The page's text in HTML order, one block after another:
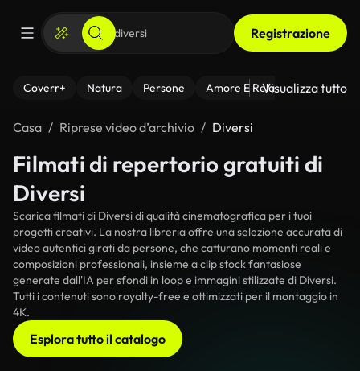
Registrazione
Coverr+ Natura Persone Amore E Relazioni Il
Visualizza tutto
Casa Riprese video d’archivio Diversi
Filmati di repertorio gratuiti di
Diversi
Scarica filmati di Diversi di qualità cinematografica per i tuoi
progetti creativi. La nostra libreria offre una selezione accurata di
video autentici girati da persone, che catturano momenti reali e
composizioni professionali, insieme a clip stock fantasiose
generate dall'IA per sfondi in loop e immagini stilizzate di Diversi.
Tutti i contenuti sono royalty-free e ottimizzati per il montaggio in
4K.
Esplora tutto il catalogo